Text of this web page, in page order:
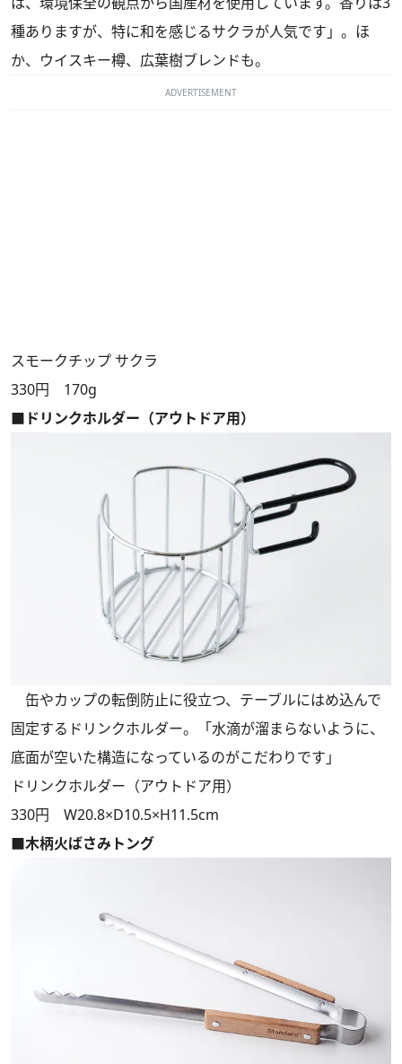
種ありますが、特に和を感じるサクラが人気です」。ほ
か、ウイスキー樽、広葉樹ブレンドも。
ADVERTISEMENT
スモークチップ サクラ
330円 170g
■ドリンクホルダー（アウトドア用）
缶やカップの転倒防止に役立つ、テーブルにはめ込んで
固定するドリンクホルダー。「水滴が溜まらないように、
底面が空いた構造になっているのがこだわりです」
ドリンクホルダー（アウトドア用）
330円 W20.8×D10.5×H11.5cm
■木柄火ばさみトング